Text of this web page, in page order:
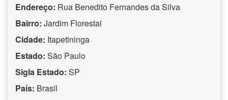
Endereço: Rua Benedito Fernandes da Silva
Bairro: Jardim Florestal
Cidade: Itapetininga
Estado: São Paulo
Sigla Estado: SP
País: Brasil